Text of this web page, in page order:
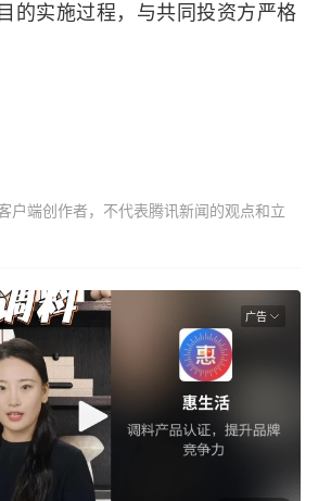
的实施过程，与共同投资方严格
户端创作者，不代表腾讯新闻的观点和立
广告